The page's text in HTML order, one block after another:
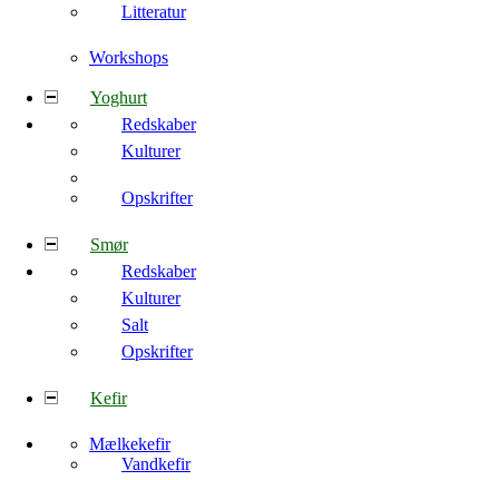
Litteratur
Workshops
Yoghurt
Redskaber
Kulturer
Opskrifter
Smør
Redskaber
Kulturer
Salt
Opskrifter
Kefir
Mælkekefir
Vandkefir